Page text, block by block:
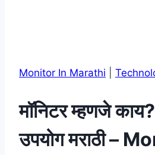
Monitor In Marathi
मॉनिटर म्हणजे
उपयोग मराठी –